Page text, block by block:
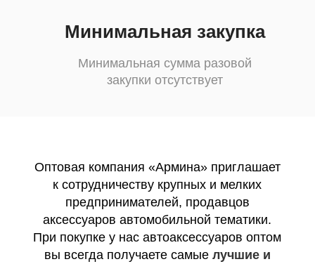
Минимальная закупка
Минимальная сумма разовой
закупки отсутствует
Оптовая компания «Армина» приглашает
к сотрудничеству крупных и мелких
предпринимателей, продавцов
аксессуаров автомобильной тематики.
При покупке у нас автоаксессуаров оптом
вы всегда получаете самые лучшие и